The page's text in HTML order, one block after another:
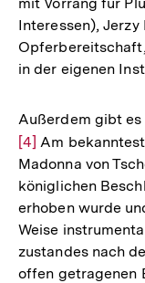
Interessen),
in der eigenen
Außerdem gibt es
[4] Am
Madonna von
königlichen
erhoben wurde
Weise
zustandes nach
offen getragenen